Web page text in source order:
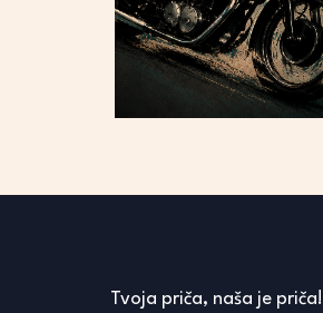
Tvoja priča, naša je priča!